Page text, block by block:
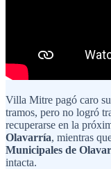
Villa Mitre pagó caro
tramos, pero no logró
recuperarse en la
Olavarría, mientras
Municipales de
intacta.